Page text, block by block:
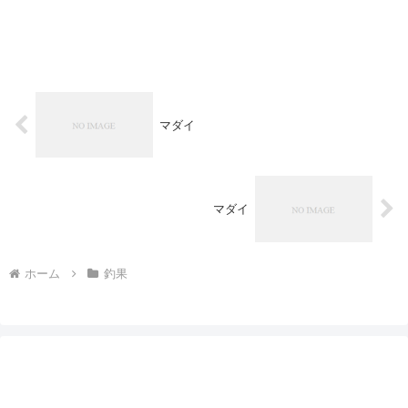
マダイ
マダイ
ホーム 釣果